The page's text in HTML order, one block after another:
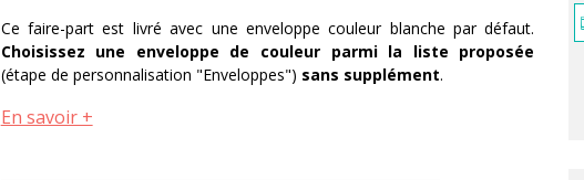
Ce faire-part est livré avec une enveloppe couleur blanche par défaut.
Choisissez une enveloppe de couleur parmi la liste proposée
(étape de personnalisation "Enveloppes") sans supplément.
En savoir +